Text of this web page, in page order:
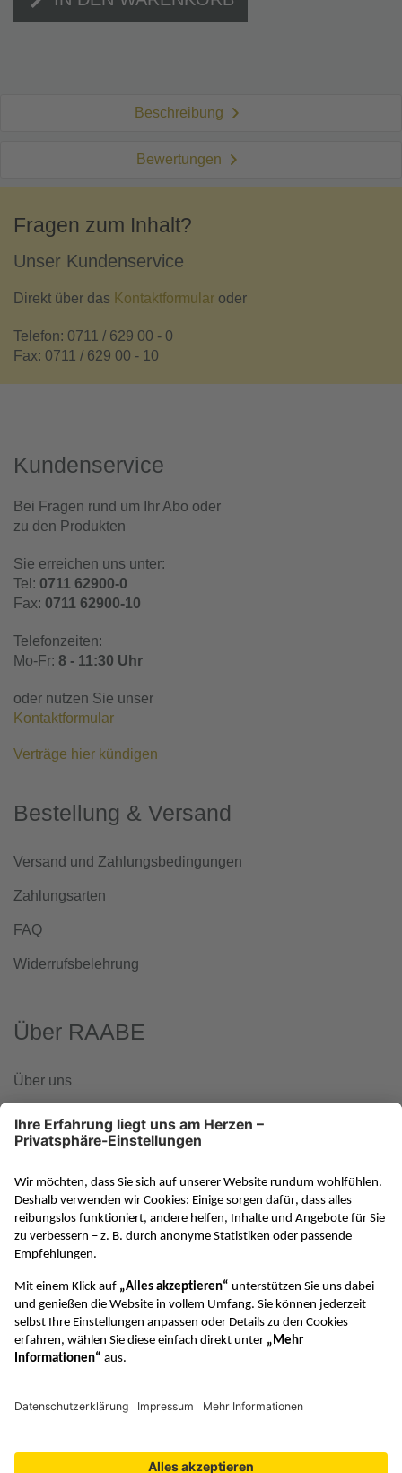
Beschreibung
Bewertungen
Fragen zum Inhalt?
Unser Kundenservice
Direkt über das Kontaktformular oder
Telefon: 0711 / 629 00 - 0
Fax: 0711 / 629 00 - 10
Kundenservice
Bei Fragen rund um Ihr Abo oder
zu den Produkten
Sie erreichen uns unter:
Tel: 0711 62900-0
Fax: 0711 62900-10
Telefonzeiten:
Mo-Fr: 8 - 11:30 Uhr
oder nutzen Sie unser
Kontaktformular
Verträge hier kündigen
Bestellung & Versand
Versand und Zahlungsbedingungen
Zahlungsarten
FAQ
Widerrufsbelehrung
Über RAABE
Über uns
RAABE in den sozialen Medien
VERTRAG WIDERRUFEN